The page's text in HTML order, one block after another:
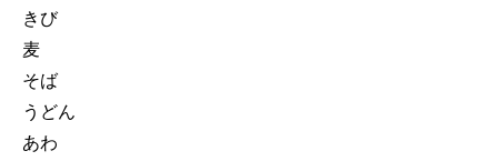
きび
麦
そば
うどん
あわ